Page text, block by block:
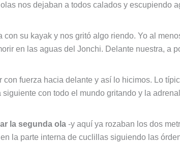
nos dejaban a todos calados y escupiendo
con su kayak y nos gritó algo riendo. Yo al
en las aguas del Jonchi. Delante nuestra, a
con fuerza hacia delante y así lo hicimos. Lo
con todo el mundo gritando y la
la segunda ola -y aquí ya rozaban los dos
la parte interna de cuclillas siguiendo las